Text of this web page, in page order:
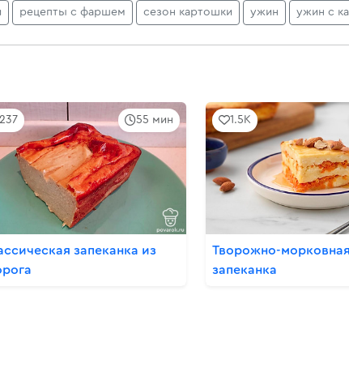
рецепты с фаршем сезон картошки ужин ужин с
55 мин
237
запеканка из
1.5K
Творожно-морковная
запеканка